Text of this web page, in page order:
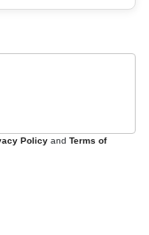
Policy and Terms of